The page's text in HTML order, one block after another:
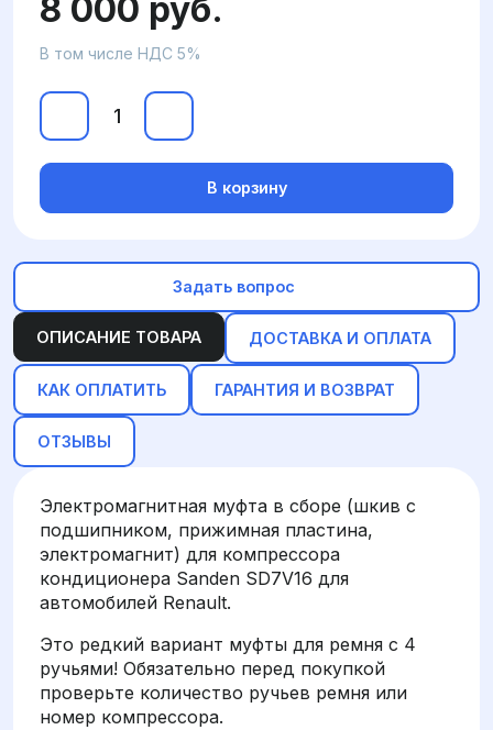
ОПИСАНИЕ ТОВАРА ДОСТАВКА И ОПЛАТА
КАК ОПЛАТИТЬ ГАРАНТИЯ И ВОЗВРАТ
ОТЗЫВЫ
Электромагнитная муфта в сборе (шкив с
подшипником, прижимная пластина,
электромагнит) для компрессора
кондиционера Sanden SD7V16 для
автомобилей Renault.
Это редкий вариант муфты для ремня с 4
ручьями! Обязательно перед покупкой
проверьте количество ручьев ремня или
номер компрессора.
8 000 руб.
В том числе НДС 5%
В корзину
Задать вопрос